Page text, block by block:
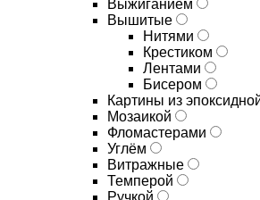
Выжиганием
Вышитые
Нитями
Крестиком
Лентами
Бисером
Картины из
Мозаикой
Фломастерами
Углём
Витражные
Темперой
Ручкой